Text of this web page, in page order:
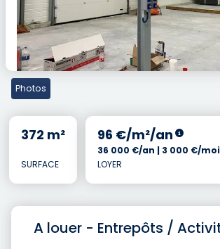
Photos
372 m²
SURFACE
96 €/m²/an
36 000 €/an | 3 000 €/
LOYER
A louer - Entrepôts /